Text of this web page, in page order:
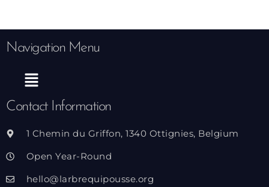
Navigation Menu
Menu
Contact Information
1 Chemin du Griffon, 1340 Ottignies, Belgium
Open Year-Round
hello@larbrequipousse.org